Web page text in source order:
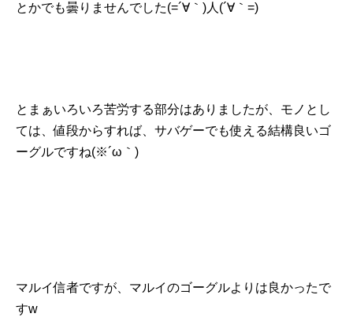
とかでも曇りませんでした(=´∀｀)人(´∀｀=)
とまぁいろいろ苦労する部分はありましたが、モノとし
ては、値段からすれば、サバゲーでも使える結構良いゴ
ーグルですね(※´ω｀)
マルイ信者ですが、マルイのゴーグルよりは良かったで
すw